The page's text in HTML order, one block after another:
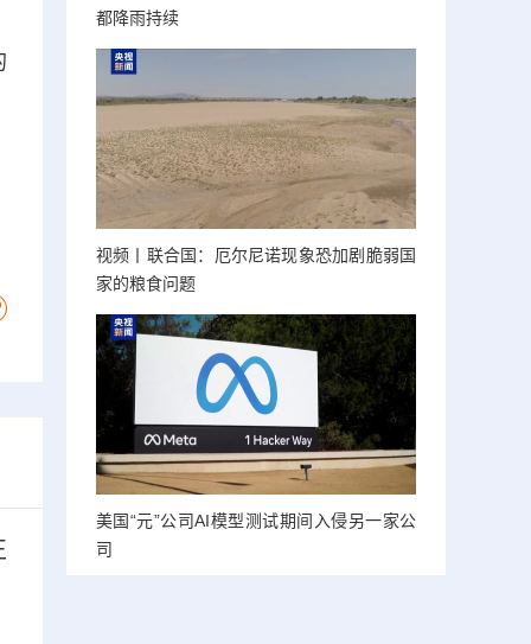
都降雨持续
视频丨联合国：厄尔尼诺现象恐加剧脆弱国
家的粮食问题
美国“元”公司AI模型测试期间入侵另一家公
司